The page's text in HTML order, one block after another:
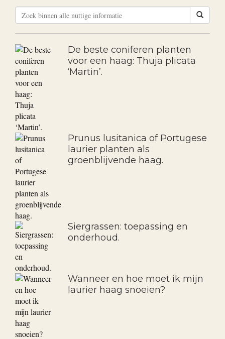
De beste coniferen planten
voor een haag: Thuja plicata
‘Martin’.
Prunus lusitanica of Portugese
laurier planten als
groenblijvende haag.
Siergrassen: toepassing en
onderhoud.
Wanneer en hoe moet ik mijn
laurier haag snoeien?